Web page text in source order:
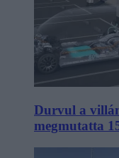
Durvul a
megmutatta